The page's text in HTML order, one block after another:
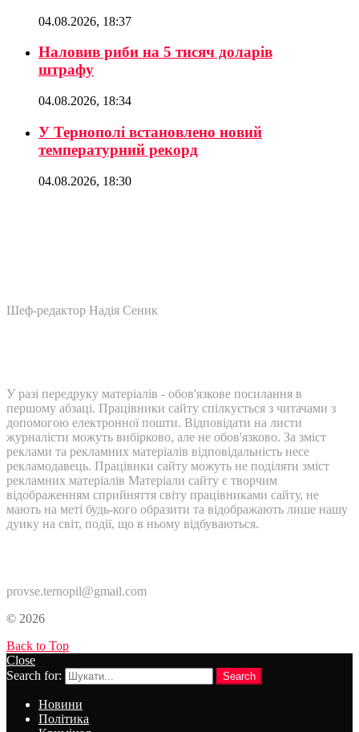
04.08.2026, 18:37
Наловив риби на 5 тисяч доларів
штрафу
04.08.2026, 18:34
У Тернополі встановлено новий
температурний рекорд
04.08.2026, 18:30
Шеф-редактор Надія Сеник
У разі передруку матеріалів - обов'язкове посилання в
першому абзаці. Працівники сайту спілкується з читачами з
допомогою електронної пошти. Відповідати на листи
журналісти можуть вибірково, але не обов'язково. За зміст
реклами та рекламних матеріалів відповідальність несе
рекламодавець. Працівнки сайту можуть не поділяти зміст
рекламних матеріалів Матеріали сайту є творчим
відображенням сприйняття світу працівниками сайту, не
мають на меті будь-кого образити та відображають лише нашу
дуику на світ, події, що в ньому відбуваються.
provse.ternopil@gmail.com
© 2026
Back to Top
Close
Search for:
Search
Новини
Політика